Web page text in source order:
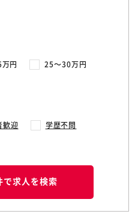
円 25〜30万円
歓迎 学歴不問
で求人を検索